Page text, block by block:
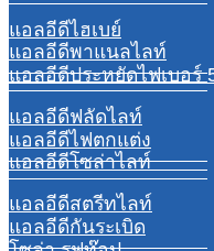
แอลอีดีไฮเบย์
แอลอีดีพาแนลไลท์
แอลอีดีประหยัดไฟเบอร์
แอลอีดีฟลัดไลท์
แอลอีดีไฟตกแต่ง
แอลอีดีโซล่าไลท์
แอลอีดีสตรีทไลท์
แอลอีดีกันระเบิด